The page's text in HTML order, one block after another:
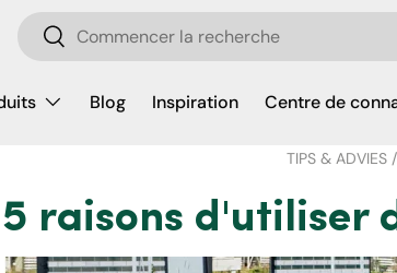
Recherche
Rechercher
Blog Inspiration Centre de
TIPS & ADVIES
5 raisons d'utiliser